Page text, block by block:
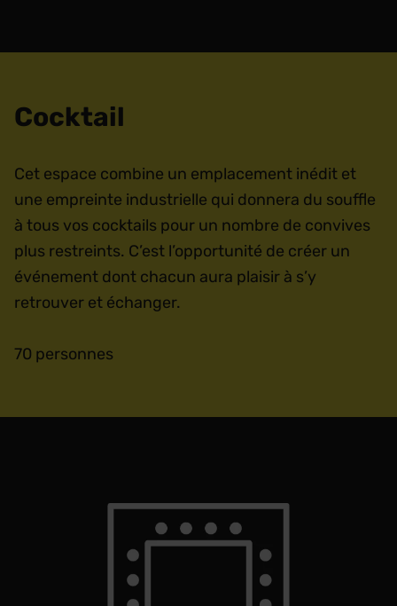
Cocktail
Cet espace combine un emplacement inédit et
une empreinte industrielle qui donnera du souffle
à tous vos cocktails pour un nombre de convives
plus restreints. C’est l’opportunité de créer un
événement dont chacun aura plaisir à s’y
retrouver et échanger.
70 personnes